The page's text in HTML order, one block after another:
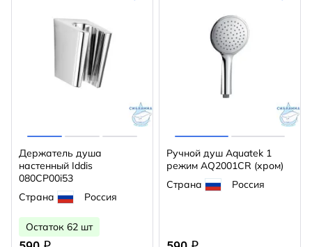
Держатель душа
настенный Iddis
080CP00i53
Страна
Россия
Остаток 62 шт
Ручной душ Aquatek 1
режим AQ2001CR (хром)
Страна
Россия